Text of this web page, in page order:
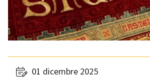
01 dicembre 2025